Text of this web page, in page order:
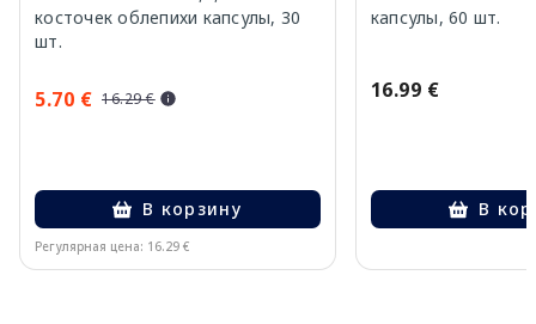
косточек облепихи капсулы, 30
шт.
5.70 € 16.29 €
В корзину
Регулярная цена: 16.29 €
капсулы, 60 шт.
16.99 €
В